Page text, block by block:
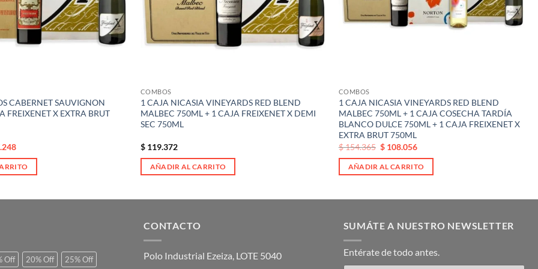
CABERNET SAUVIGNON
FREIXENET X EXTRA BRUT
COMBOS
1 CAJA NICASIA VINEYARDS RED BLEND
MALBEC 750ML + 1 CAJA FREIXENET X DEMI
SEC 750ML
$119.372
AÑADIR AL CARRITO
COMBOS
1 CAJA NICASIA VINEYARDS RED BLEND
MALBEC 750ML + 1 CAJA COSECHA TARDÍA
BLANCO DULCE 750ML + 1 CAJA FREIXENET X
EXTRA BRUT 750ML
El
precio
original
era:
$154.365 El
actual
es:
$ 108.056
AÑADIR AL CARRITO
Off 20% Off 25% Off
CONTACTO
Polo Industrial Ezeiza, LOTE 5040
SUMÁTE A NUESTRO NEWSLETTER
Entérate de todo antes.